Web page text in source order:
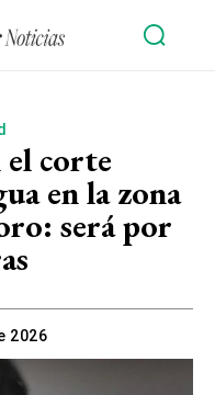
corte
en la zona
será por
2026